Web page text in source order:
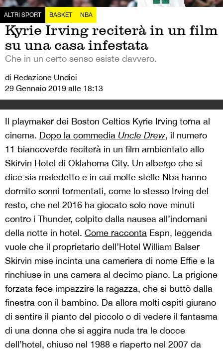
ALTRI SPORT BASKET NBA
Kyrie Irving reciterà in un film
su una casa infestata
Che in un certo senso esiste davvero.
di Redazione Undici
29 Gennaio 2019 alle 18:13
Il playmaker dei Boston Celtics Kyrie Irving torna al
cinema. Dopo la commedia Uncle Drew, il numero
11 biancoverde reciterà in un film ambientato allo
Skirvin Hotel di Oklahoma City. Un albergo che si
dice sia maledetto e in cui molte stelle Nba hanno
dormito sonni tormentati, come lo stesso Irving del
resto, che nel 2016 ha giocato solo nove minuti
contro i Thunder, colpito dalla nausea all’indomani
della notte in hotel. Come racconta Espn, leggenda
vuole che il proprietario dell’Hotel William Balser
Skirvin mise incinta una cameriera di nome Effie e la
rinchiuse in una camera al decimo piano. La prigione
forzata fece impazzire la ragazza, che si buttò dalla
finestra con il bambino. Da allora molti ospiti giurano
di sentire il pianto del piccolo o di vedere il fantasma
di una donna che si aggira nuda tra le docce
dell’hotel, chiuso nel 1988 e riaperto nel 2007 da